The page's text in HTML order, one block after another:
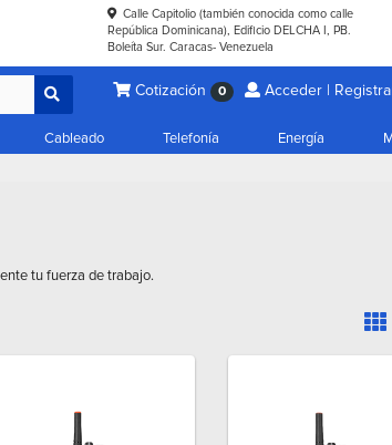
Calle Capitolio (también conocida como calle
República Dominicana), Edificio DELCHA I, PB.
Boleíta Sur. Caracas- Venezuela
Cotización 0 Acceder |
Cableado Telefonía Energía
tu fuerza de trabajo.